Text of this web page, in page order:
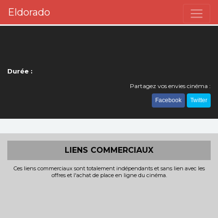
Eldorado
Durée :
Partagez vos envies cinéma :
Facebook Twitter
LIENS COMMERCIAUX
Ces liens commerciaux sont totalement indépendants et sans lien avec les
offres et l'achat de place en ligne du cinéma.